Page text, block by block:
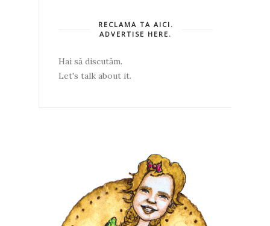
RECLAMA TA AICI.
ADVERTISE HERE.
Hai să discutăm.
Let's talk about it.